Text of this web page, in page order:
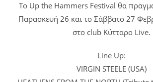
Το Up the Hammers Festival θα
Παρασκευή 26 και το Σάββατο 27
στο club Κύτταρο Live.
Line Up:
VIRGIN STEELE (USA)